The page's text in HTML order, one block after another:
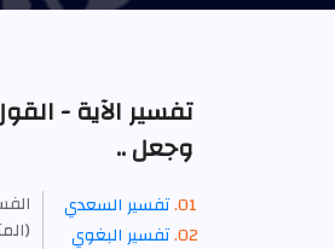
تفسير الآية -
وجعل ..
تفسير السعدي
تفسير البغوي